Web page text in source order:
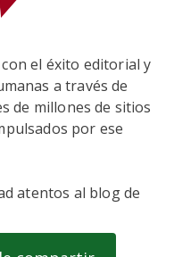
el éxito editorial y
a través de
de millones de sitios
por ese
atentos al blog de